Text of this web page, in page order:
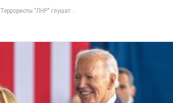
Террористы "ЛНР" глушат...